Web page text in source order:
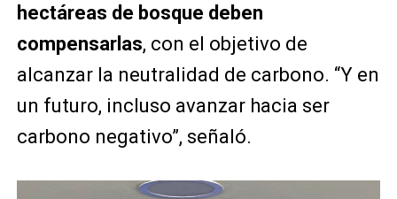
hectáreas de bosque deben
compensarlas, con el objetivo de
alcanzar la neutralidad de carbono. “Y en
un futuro, incluso avanzar hacia ser
carbono negativo”, señaló.